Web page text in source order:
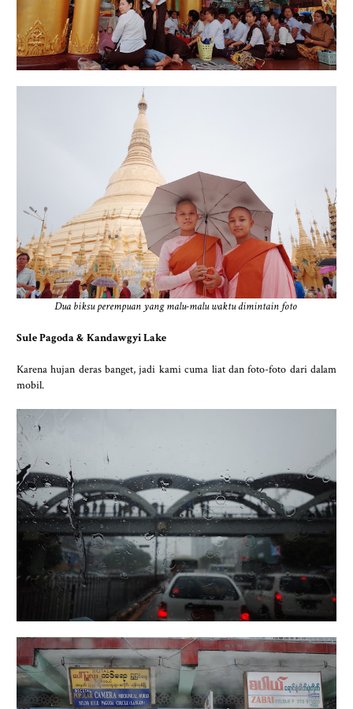
Dua biksu perempuan yang malu-malu waktu dimintain foto
Sule Pagoda & Kandawgyi Lake
Karena hujan deras banget, jadi kami cuma liat dan foto-foto dari dalam
mobil.